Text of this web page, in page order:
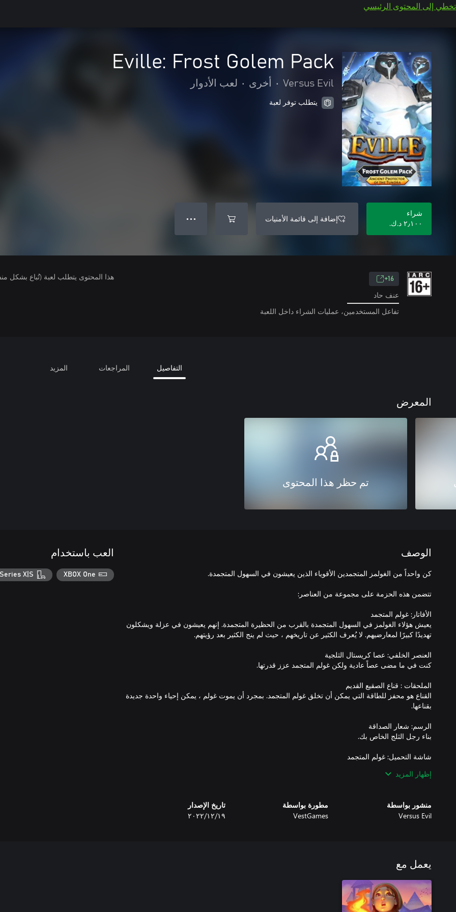
تخطي إلى المحتوى الرئيسي
Eville: Frost Golem Pack
Versus Evil
• أخرى • لعب الأدوار
يتطلب توفر لعبة
شراء
٢٫١٠٠ د.ك.‏
إضافة إلى قائمة الأمنيات ● ● ●
16+
عنف حاد
تفاعل المستخدمين، عمليات الشراء داخل اللعبة
هذا المحتوى يتطلب لعبة (تُباع بشكل
التفاصيل المراجعات المزيد
المعرض
تم حظر هذا المحتوى
الوصف
يعيش هؤلاء الغولمز في السهول المتجمدة بالقرب من الحظيرة المتجمدة. إنهم يعيشون في عزلة ويشكلون
القناع هو محفز للطاقة التي يمكن أن تخلق غولم المتجمد. بمجرد أن يموت غولم ، يمكن إحياء واحدة جديدة
إظهار المزيد
منشور بواسطة
Versus Evil
مطورة بواسطة
VestGames
تاريخ الإصدار
١٩‏/١٢‏/٢٠٢٢
العب باستخدام
XBOX One
X|S
يعمل مع